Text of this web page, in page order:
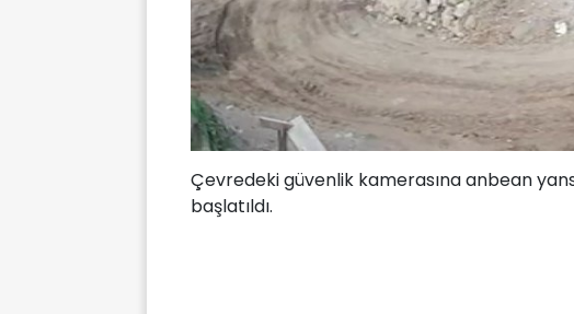
Çevredeki güvenlik kamerasına anbean
başlatıldı.